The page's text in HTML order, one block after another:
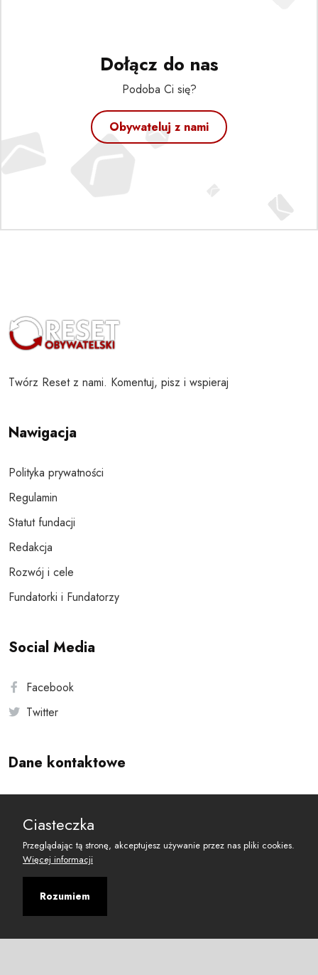
Dołącz do nas
Podoba Ci się?
Obywateluj z nami
Twórz Reset z nami. Komentuj, pisz i wspieraj
Nawigacja
Polityka prywatności
Regulamin
Statut fundacji
Redakcja
Rozwój i cele
Fundatorki i Fundatorzy
Social Media
Facebook
Twitter
Dane kontaktowe
reset@resetobywatelski.pl
Ciasteczka
Przeglądając tą stronę, akceptujesz używanie przez nas pliki cookies.
Więcej informacji
Rozumiem